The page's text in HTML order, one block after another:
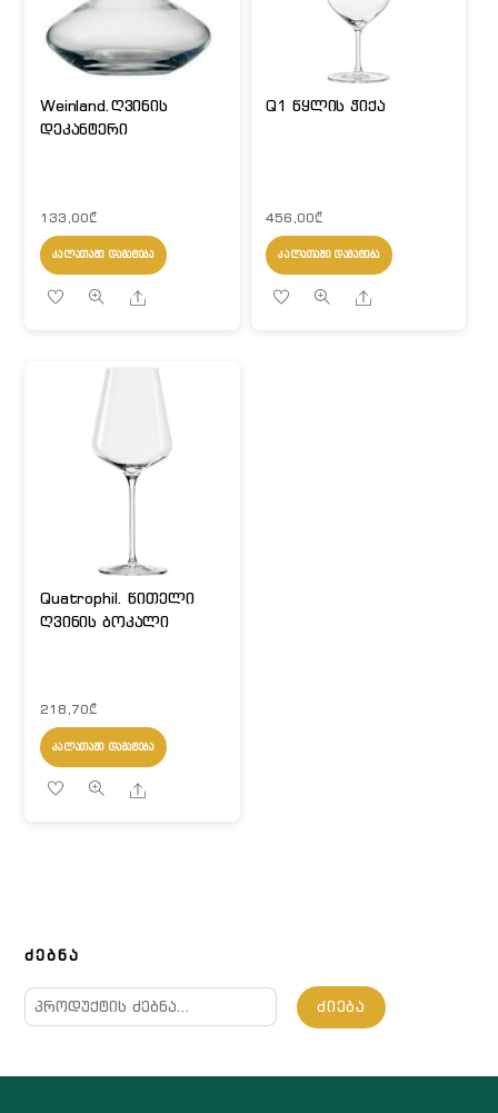
Weinland.ღვინის
დეკანტერი
133,00₾
ᲙᲐᲚᲐᲗᲐᲨᲘ ᲓᲐᲛᲐᲢᲔᲑᲐ
Share
Q1 წყლის ჭიქა
456,00₾
ᲙᲐᲚᲐᲗᲐᲨᲘ ᲓᲐᲛᲐᲢᲔᲑᲐ
Share
Quatrophil. წითელი
ღვინის ბოკალი
218,70₾
ᲙᲐᲚᲐᲗᲐᲨᲘ ᲓᲐᲛᲐᲢᲔᲑᲐ
Share
ᲫᲔᲑᲜᲐ
ძებნა:
ᲫᲘᲔᲑᲐ